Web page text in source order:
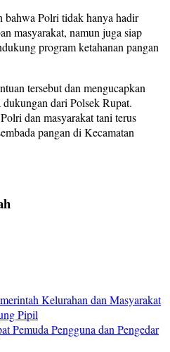
bahwa Polri tidak hanya hadir
masyarakat, namun juga siap
program ketahanan pangan
tersebut dan mengucapkan
dukungan dari Polsek Rupat.
dan masyarakat tani terus
pangan di Kecamatan
Kelurahan dan Masyarakat
Pipil
Pemuda Pengguna dan Pengedar